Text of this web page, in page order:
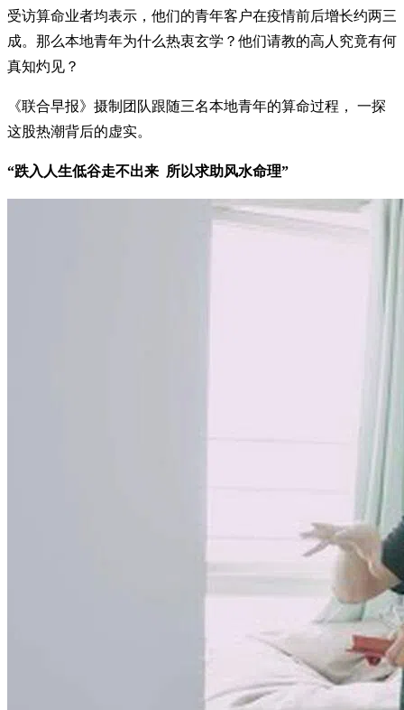
受访算命业者均表示，他们的青年客户在疫情前后增长约两三
成。那么本地青年为什么热衷玄学？他们请教的高人究竟有何
真知灼见？
《联合早报》摄制团队跟随三名本地青年的算命过程， 一探
这股热潮背后的虚实。
“跌入人生低谷走不出来 所以求助风水命理”